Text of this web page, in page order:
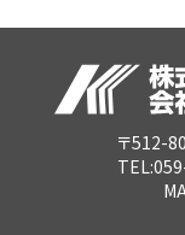
〒512-